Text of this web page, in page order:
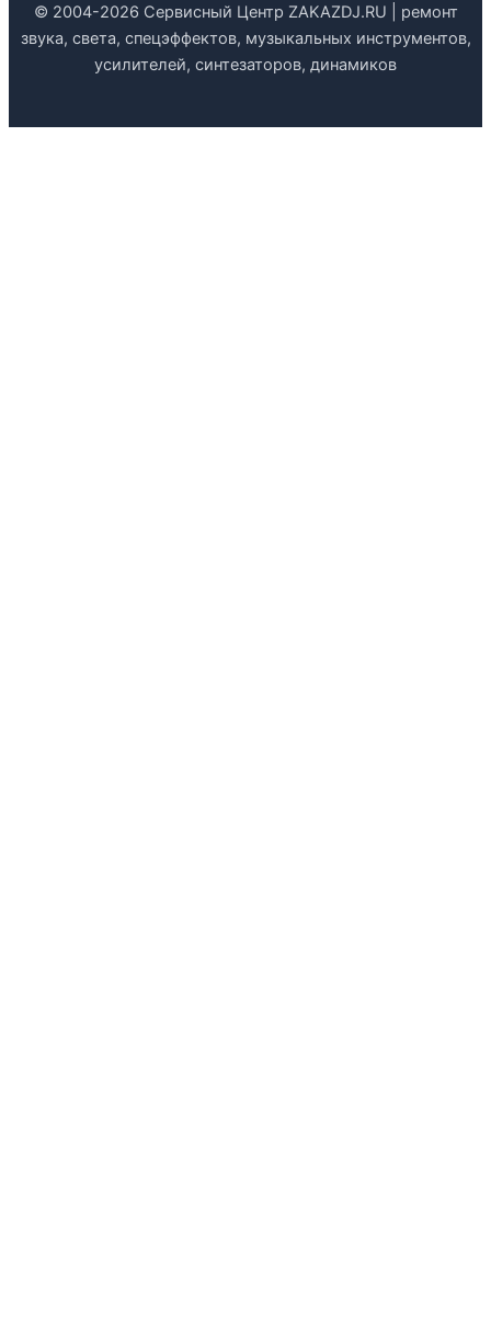
© 2004-2026 Сервисный Центр ZAKAZDJ.RU | ремонт
звука, света, спецэффектов, музыкальных инструментов,
усилителей, синтезаторов, динамиков